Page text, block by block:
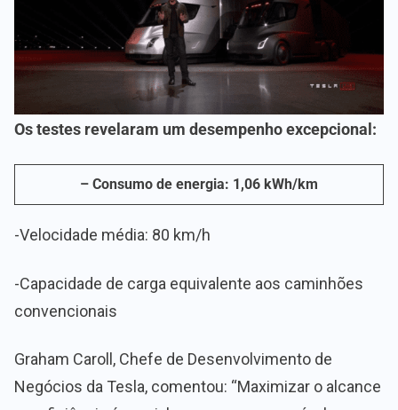
Os testes revelaram um desempenho excepcional:
– Consumo de energia: 1,06 kWh/km
-Velocidade média: 80 km/h
-Capacidade de carga equivalente aos caminhões
convencionais
Graham Caroll, Chefe de Desenvolvimento de
Negócios da Tesla, comentou: “Maximizar o alcance